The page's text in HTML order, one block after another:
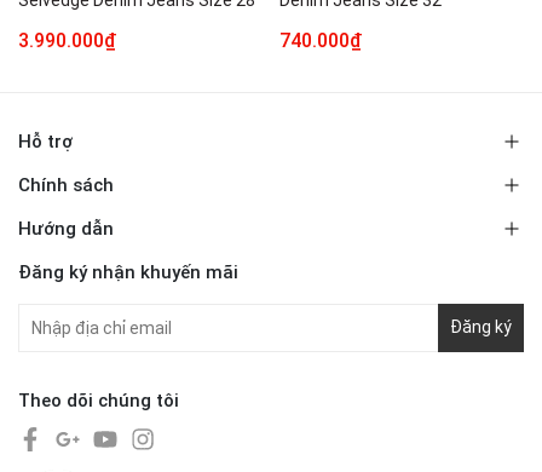
3.990.000₫ 740.000₫
Hỗ trợ
Chính sách
Hướng dẫn
Đăng ký nhận khuyến mãi
Đăng ký
Theo dõi chúng tôi